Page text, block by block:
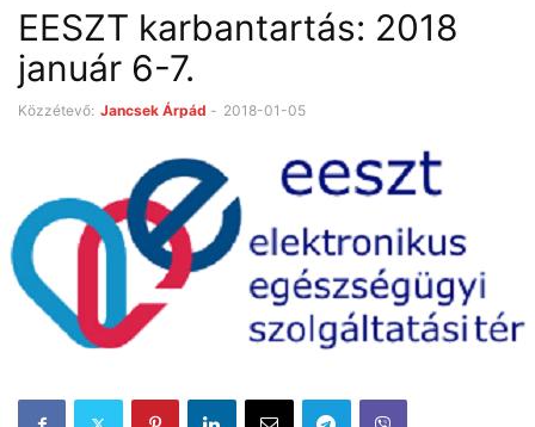
EESZT karbantartás: 2018
január 6-7.
Közzétevő: Jancsek Árpád - 2018-01-05